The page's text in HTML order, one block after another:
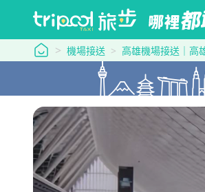
tripool 旅步
機場接送 高雄機場接送｜高